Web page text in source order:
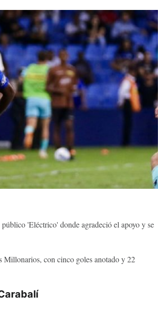
'Eléctrico' donde agradeció el apoyo y se
Millonarios, con cinco goles anotado y 22